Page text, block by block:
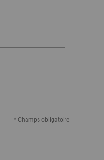
* Champs obligatoire